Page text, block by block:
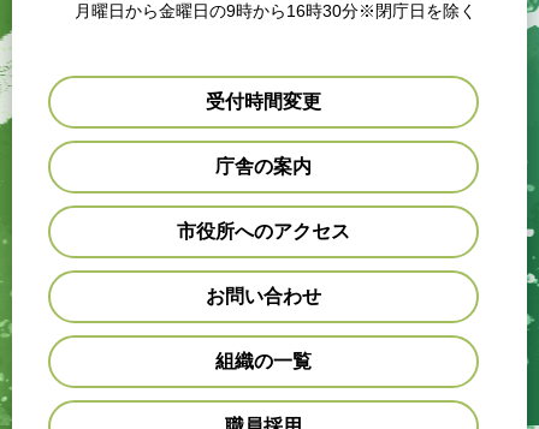
月曜日から金曜日の9時から16時30分※閉庁日を除く
受付時間変更
庁舎の案内
市役所へのアクセス
お問い合わせ
組織の一覧